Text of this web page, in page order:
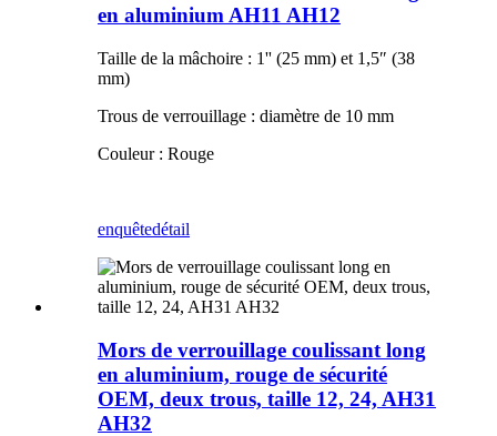
en aluminium AH11 AH12
Taille de la mâchoire : 1'' (25 mm) et 1,5″ (38
mm)
Trous de verrouillage : diamètre de 10 mm
Couleur : Rouge
enquêtedétail
Mors de verrouillage coulissant long
en aluminium, rouge de sécurité
OEM, deux trous, taille 12, 24, AH31
AH32